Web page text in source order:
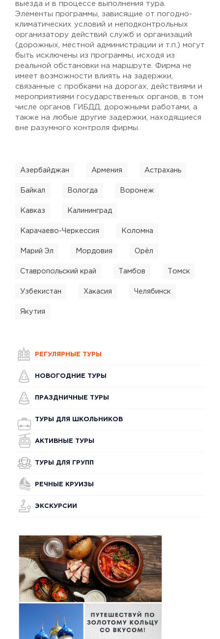
выезда и в процессе выполнения тура.
Элементы программы, зависящие от погодно-
климатических условий и неподконтрольных
организатору действий служб и организаций
(дорожных, местной администрации и т.п.) могут
быть исключены из программы, исходя из
реальной обстановки на маршруте. Фирма не
имеет возможности влиять на задержки,
связанные с пробками на дорогах, действиями и
мероприятиями государственных органов, в том
числе органов ГИБДД, дорожными работами, а
также на любые другие задержки, находящиеся
вне разумного контроля фирмы.
Азербайджан Армения Астрахань
Байкал Вологда Воронеж
Кавказ Калининград
Карачаево-Черкессия Коломна
Марий Эл Мордовия Орёл
Ставропольский край Тамбов Томск
Узбекистан Хакасия Челябинск
Якутия
РЕГУЛЯРНЫЕ ТУРЫ
НОВОГОДНИЕ ТУРЫ
ПРАЗДНИЧНЫЕ ТУРЫ
ТУРЫ ДЛЯ ШКОЛЬНИКОВ
АКТИВНЫЕ ТУРЫ
ТУРЫ ДЛЯ ГРУПП
РЕЧНЫЕ КРУИЗЫ
ЭКСКУРСИИ